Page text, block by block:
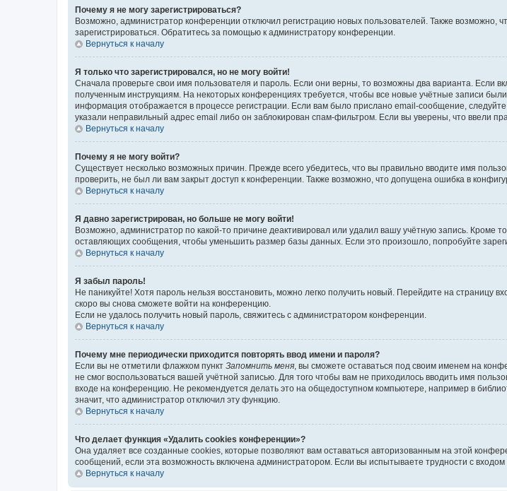
Почему я не могу зарегистрироваться?
Возможно, администратор конференции отключил регистрацию новых пользователей. Также возможно,
зарегистрироваться. Обратитесь за помощью к администратору конференции.
Вернуться к началу
Я только что зарегистрировался, но не могу войти!
Сначала проверьте свои имя пользователя и пароль. Если они верны, то возможны два варианта. Если
полученным инструкциям. На некоторых конференциях требуется, чтобы все новые учётные записи
информация отображается в процессе регистрации. Если вам было прислано email-сообщение,
указали неправильный адрес email либо он заблокирован спам-фильтром. Если вы уверены, что ввели
Вернуться к началу
Почему я не могу войти?
Существует несколько возможных причин. Прежде всего убедитесь, что вы правильно вводите имя
проверить, не был ли вам закрыт доступ к конференции. Также возможно, что допущена ошибка в
Вернуться к началу
Я давно зарегистрирован, но больше не могу войти!
Возможно, администратор по какой-то причине деактивировал или удалил вашу учётную запись. Кроме
оставляющих сообщения, чтобы уменьшить размер базы данных. Если это произошло, попробуйте
Вернуться к началу
Я забыл пароль!
Не паникуйте! Хотя пароль нельзя восстановить, можно легко получить новый. Перейдите на страницу
скоро вы снова сможете войти на конференцию.
Если не удалось получить новый пароль, свяжитесь с администратором конференции.
Вернуться к началу
Почему мне периодически приходится повторять ввод имени и пароля?
Если вы не отметили флажком пункт Запомнить меня, вы сможете оставаться под своим именем на
не смог воспользоваться вашей учётной записью. Для того чтобы вам не приходилось вводить имя
входе на конференцию. Не рекомендуется делать это на общедоступном компьютере, например в
значит, что администратор отключил эту функцию.
Вернуться к началу
Что делает функция «Удалить cookies конференции»?
Она удаляет все созданные cookies, которые позволяют вам оставаться авторизованным на этой
сообщений, если эта возможность включена администратором. Если вы испытываете трудности с
Вернуться к началу